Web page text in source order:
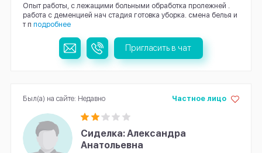
Опыт работы, с лежащими больными обработка пролежней .
работа с деменцией нач стадия готовка уборка. смена белья и
т п подробнее
Пригласить в чат
Сиделка: Александра
Анатольевна
Частное лицо
Был(а) на сайте: Недавно